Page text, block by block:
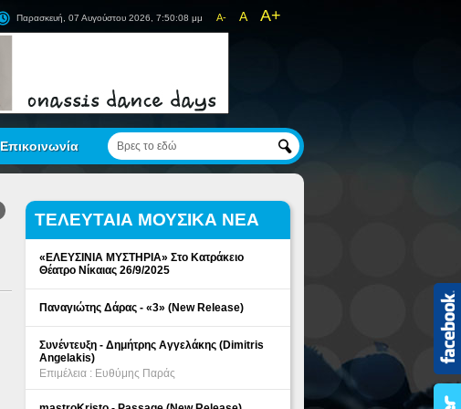
A- A A+
Παρασκευή, 07 Αυγούστου 2026, 7:50:08 μμ
Επικοινωνία
ΤΕΛΕΥΤΑΙΑ ΜΟΥΣΙΚΑ ΝΕΑ
«ΕΛΕΥΣΙΝΙΑ ΜΥΣΤΗΡΙΑ» Στο Κατράκειο
Θέατρο Νίκαιας 26/9/2025
Παναγιώτης Δάρας - «3» (New Release)
Συνέντευξη - Δημήτρης Αγγελάκης (Dimitris
Angelakis)
Επιμέλεια : Ευθύμης Παράς